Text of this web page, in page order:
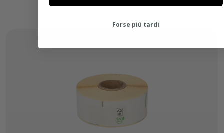
Forse più tardi